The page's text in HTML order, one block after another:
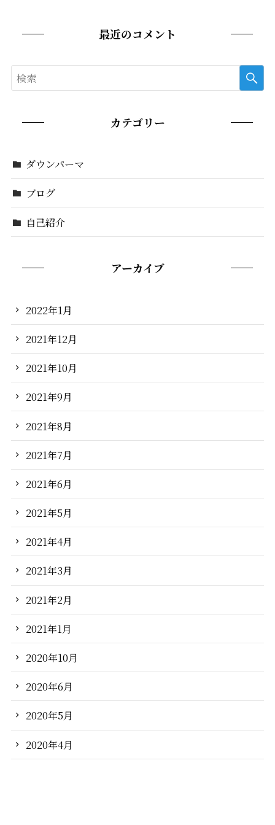
最近のコメント
カテゴリー
ダウンパーマ
ブログ
自己紹介
アーカイブ
2022年1月
2021年12月
2021年10月
2021年9月
2021年8月
2021年7月
2021年6月
2021年5月
2021年4月
2021年3月
2021年2月
2021年1月
2020年10月
2020年6月
2020年5月
2020年4月